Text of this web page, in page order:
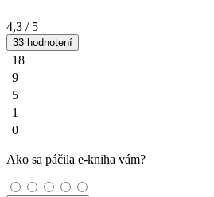
4,3 / 5
33 hodnotení
18
9
5
1
0
Ako sa páčila e-kniha vám?